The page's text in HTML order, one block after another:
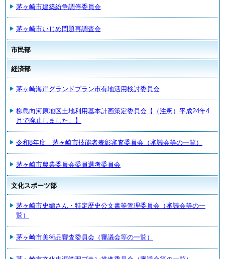
茅ヶ崎市建築紛争調停委員会
茅ヶ崎市いじめ問題再調査会
市民部
経済部
茅ヶ崎海岸グランドプラン市有地活用検討委員会
柳島向河原地区土地利用基本計画策定委員会【（注釈）平成24年4
月で廃止しました。】
令和8年度 茅ヶ崎市技能者表彰審査委員会（審議会等の一覧）
茅ヶ崎市農業委員会委員選考委員会
文化スポーツ部
茅ヶ崎市史編さん・特定歴史公文書等管理委員会（審議会等の一
覧）
茅ヶ崎市美術品審査委員会（審議会等の一覧）